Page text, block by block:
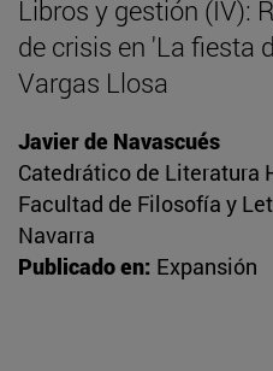
Libros y gestión (IV):
de crisis en 'La fiesta
Vargas Llosa
Javier de Navascués
Catedrático de Literatura
Facultad de Filosofía y
Navarra
Publicado en: Expansión